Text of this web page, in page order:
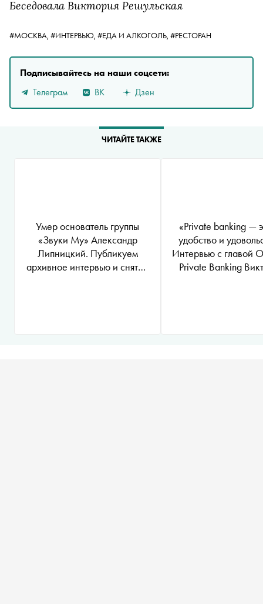
Беседовала Виктория Решульская
#МОСКВА, #ИНТЕРВЬЮ, #ЕДА И АЛКОГОЛЬ, #РЕСТОРАН
Подписывайтесь на наши соцсети:
Телеграм
ВК Дзен
ЧИТАЙТЕ ТАКЖЕ
Умер основатель группы
«Звуки Му» Александр
Липницкий. Публикуем
архивное интервью и снятый
«Private banking —
удобство и
Интервью с главой
Private Banking